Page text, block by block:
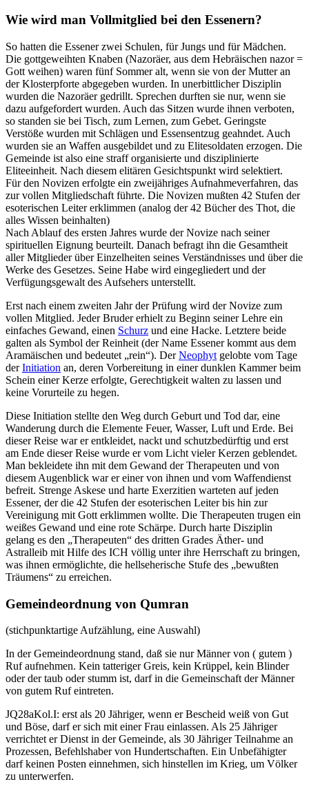
Wie wird man Vollmitglied bei den Essenern?
So hatten die Essener zwei Schulen, für Jungs und für Mädchen.
Die gottgeweihten Knaben (Nazoräer, aus dem Hebräischen nazor =
Gott weihen) waren fünf Sommer alt, wenn sie von der Mutter an
der Klosterpforte abgegeben wurden. In unerbittlicher Disziplin
wurden die Nazoräer gedrillt. Sprechen durften sie nur, wenn sie
dazu aufgefordert wurden. Auch das Sitzen wurde ihnen verboten,
so standen sie bei Tisch, zum Lernen, zum Gebet. Geringste
Verstöße wurden mit Schlägen und Essensentzug geahndet. Auch
wurden sie an Waffen ausgebildet und zu Elitesoldaten erzogen. Die
Gemeinde ist also eine straff organisierte und disziplinierte
Eliteeinheit. Nach diesem elitären Gesichtspunkt wird selektiert.
Für den Novizen erfolgte ein zweijähriges Aufnahmeverfahren, das
zur vollen Mitgliedschaft führte. Die Novizen mußten 42 Stufen der
esoterischen Leiter erklimmen (analog der 42 Bücher des Thot, die
alles Wissen beinhalten)
Nach Ablauf des ersten Jahres wurde der Novize nach seiner
spirituellen Eignung beurteilt. Danach befragt ihn die Gesamtheit
aller Mitglieder über Einzelheiten seines Verständnisses und über die
Werke des Gesetzes. Seine Habe wird eingegliedert und der
Verfügungsgewalt des Aufsehers unterstellt.
Erst nach einem zweiten Jahr der Prüfung wird der Novize zum
vollen Mitglied. Jeder Bruder erhielt zu Beginn seiner Lehre ein
einfaches Gewand, einen Schurz und eine Hacke. Letztere beide
galten als Symbol der Reinheit (der Name Essener kommt aus dem
Aramäischen und bedeutet „rein“). DerNeophyt gelobte vom Tage
derInitiation an, deren Vorbereitung in einer dunklen Kammer beim
Schein einer Kerze erfolgte, Gerechtigkeit walten zu lassen und
keine Vorurteile zu hegen.
Diese Initiation stellte den Weg durch Geburt und Tod dar, eine
Wanderung durch die Elemente Feuer, Wasser, Luft und Erde. Bei
dieser Reise war er entkleidet, nackt und schutzbedürftig und erst
am Ende dieser Reise wurde er vom Licht vieler Kerzen geblendet.
Man bekleidete ihn mit dem Gewand der Therapeuten und von
diesem Augenblick war er einer von ihnen und vom Waffendienst
befreit. Strenge Askese und harte Exerzitien warteten auf jeden
Essener, der die 42 Stufen der esoterischen Leiter bis hin zur
Vereinigung mit Gott erklimmen wollte. Die Therapeuten trugen ein
weißes Gewand und eine rote Schärpe. Durch harte Disziplin
gelang es den „Therapeuten“ des dritten Grades Äther- und
Astralleib mit Hilfe des ICH völlig unter ihre Herrschaft zu bringen,
was ihnen ermöglichte, die hellseherische Stufe des „bewußten
Träumens“ zu erreichen.
Gemeindeordnung von Qumran
(stichpunktartige Aufzählung, eine Auswahl)
In der Gemeindeordnung stand, daß sie nur Männer von ( gutem )
Ruf aufnehmen. Kein tatteriger Greis, kein Krüppel, kein Blinder
oder der taub oder stumm ist, darf in die Gemeinschaft der Männer
von gutem Ruf eintreten.
JQ28aKol.I: erst als 20 Jähriger, wenn er Bescheid weiß von Gut
und Böse, darf er sich mit einer Frau einlassen. Als 25 Jähriger
verrichtet er Dienst in der Gemeinde, als 30 Jähriger Teilnahme an
Prozessen, Befehlshaber von Hundertschaften. Ein Unbefähigter
darf keinen Posten einnehmen, sich hinstellen im Krieg, um Völker
zu unterwerfen.